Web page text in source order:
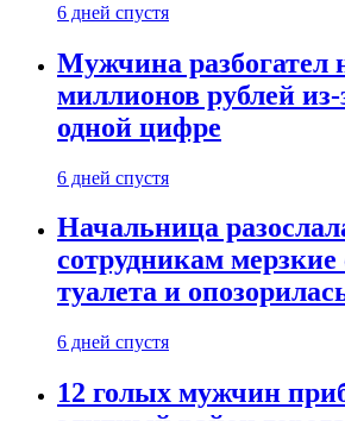
6 дней спустя
Мужчина разбогател
миллионов рублей
одной цифре
6 дней спустя
Начальница
сотрудникам
туалета и
6 дней спустя
12 голых мужчин